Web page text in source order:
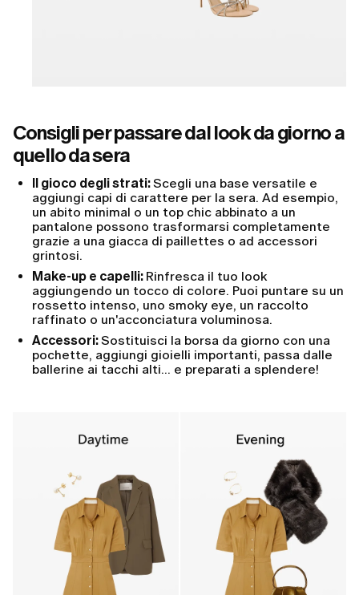
Consigli per passare dal look da giorno a
quello da sera
Il gioco degli strati:Scegli una base versatile e
aggiungi capi di carattere per la sera. Ad esempio,
un abito minimal o un top chic abbinato a un
pantalone possono trasformarsi completamente
grazie a una giacca di paillettes o ad accessori
grintosi.
Make-up e capelli: Rinfresca il tuo look
aggiungendo un tocco di colore. Puoi puntare su un
rossetto intenso, uno smoky eye, un raccolto
raffinato o un'acconciatura voluminosa.
Accessori:Sostituisci la borsa da giorno con una
pochette, aggiungi gioielli importanti, passa dalle
ballerine ai tacchi alti... e preparati a splendere!